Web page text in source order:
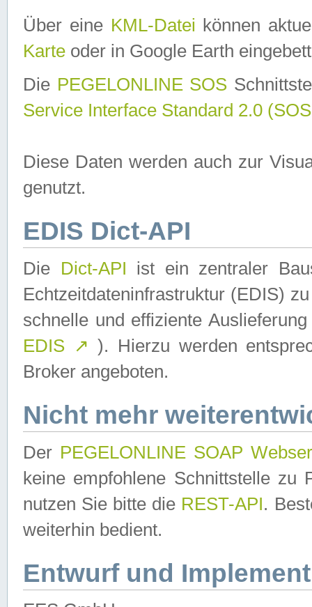
Über eine KML-Datei können
Karte oder in Google Earth
Die PEGELONLINE SOS
Service Interface Standard 2.0
Diese Daten werden auch zur
genutzt.
EDIS Dict-API
Die Dict-API ist ein zentraler
Echtzeitdateninfrastruktur (EDIS)
schnelle und effiziente
EDIS ↗ ). Hierzu werden
Broker angeboten.
Nicht mehr
Der PEGELONLINE SOAP
keine empfohlene Schnittstelle zu
nutzen Sie bitte die REST-API.
weiterhin bedient.
Entwurf und